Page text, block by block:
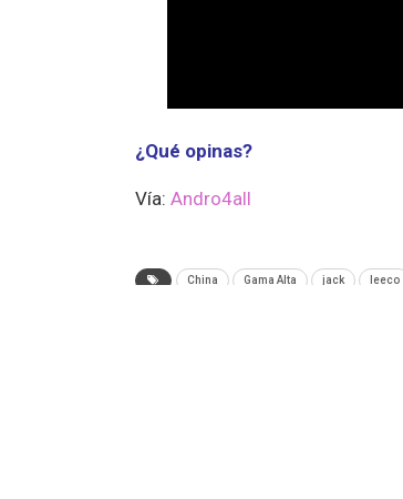
¿Qué opinas?
Vía: Andro4all
China Gama Alta jack leeco